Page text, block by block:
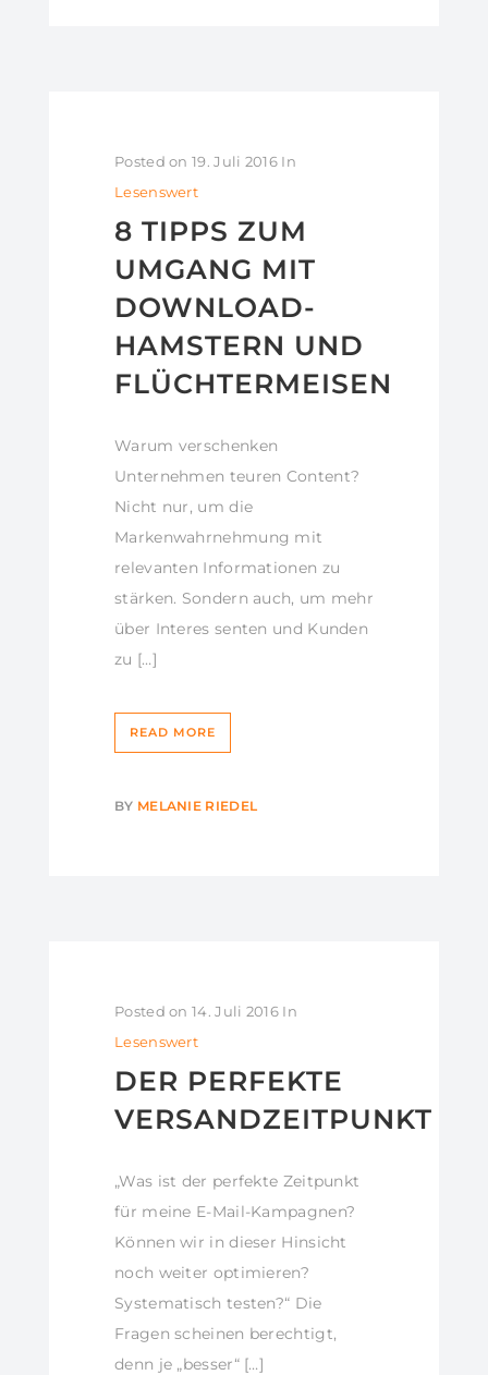
Posted on 19. Juli 2016 In
Lesenswert
8 TIPPS ZUM
UMGANG MIT
DOWNLOAD-
HAMSTERN UND
FLÜCHTERMEISEN
Warum verschenken
Unternehmen teuren Content?
Nicht nur, um die
Markenwahrnehmung mit
relevanten Informationen zu
stärken. Sondern auch, um mehr
über Interes senten und Kunden
zu […]
READ MORE
BY MELANIE RIEDEL
Posted on 14. Juli 2016 In
Lesenswert
DER PERFEKTE
VERSANDZEITPUNKT
„Was ist der perfekte Zeitpunkt
für meine E-Mail-Kampagnen?
Können wir in dieser Hinsicht
noch weiter optimieren?
Systematisch testen?“ Die
Fragen scheinen berechtigt,
denn je „besser“ […]